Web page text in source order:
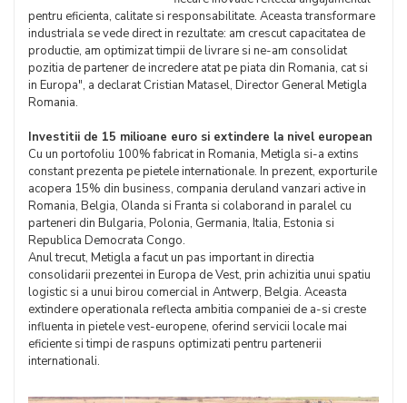
pentru eficienta, calitate si responsabilitate. Aceasta transformare
industriala se vede direct in rezultate: am crescut capacitatea de
productie, am optimizat timpii de livrare si ne-am consolidat
pozitia de partener de incredere atat pe piata din Romania, cat si
in Europa", a declarat Cristian Matasel, Director General Metigla
Romania.
Investitii de 15 milioane euro si extindere la nivel european
Cu un portofoliu 100% fabricat in Romania, Metigla si-a extins
constant prezenta pe pietele internationale. In prezent, exporturile
acopera 15% din business, compania deruland vanzari active in
Romania, Belgia, Olanda si Franta si colaborand in paralel cu
parteneri din Bulgaria, Polonia, Germania, Italia, Estonia si
Republica Democrata Congo.
Anul trecut, Metigla a facut un pas important in directia
consolidarii prezentei in Europa de Vest, prin achizitia unui spatiu
logistic si a unui birou comercial in Antwerp, Belgia. Aceasta
extindere operationala reflecta ambitia companiei de a-si creste
influenta in pietele vest-europene, oferind servicii locale mai
eficiente si timpi de raspuns optimizati pentru partenerii
internationali.